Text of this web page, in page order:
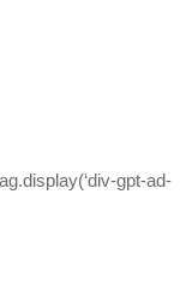
gpt-ad-